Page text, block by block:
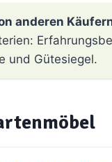
anderen
und Gütesiegel.